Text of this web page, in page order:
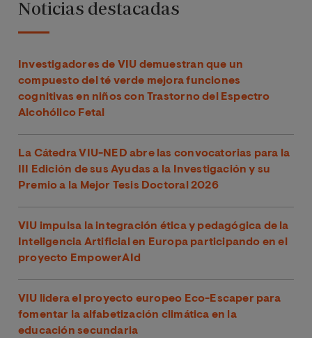
Noticias destacadas
Investigadores de VIU demuestran que un
compuesto del té verde mejora funciones
cognitivas en niños con Trastorno del Espectro
Alcohólico Fetal
La Cátedra VIU-NED abre las convocatorias para la
III Edición de sus Ayudas a la Investigación y su
Premio a la Mejor Tesis Doctoral 2026
VIU impulsa la integración ética y pedagógica de la
Inteligencia Artificial en Europa participando en el
proyecto EmpowerAId
VIU lidera el proyecto europeo Eco-Escaper para
fomentar la alfabetización climática en la
educación secundaria